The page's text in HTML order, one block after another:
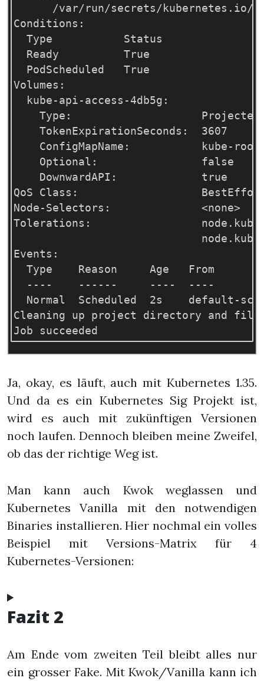
/var/run/secrets/kubernetes.io/
Conditions:
  Type           Status
  Ready          True
  PodScheduled   True
Volumes:
  kube-api-access-4db5g:
Type:
    TokenExpirationSeconds:  3607
ConfigMapName:           kube-
    Optional:                false
    DownwardAPI:             true
QoS Class:
Node-Selectors:              <none>
Tolerations:
Events:
Type    Reason     Age   From
----    ------     ----  ----
Normal  Scheduled  2s    default-
Cleaning up project directory and
Ja, okay, es läuft, auch mit Kubernetes 1.35.
Und da es ein Kubernetes Sig Projekt ist,
wird es auch mit zukünftigen Versionen
noch laufen. Dennoch bleiben meine Zweifel,
ob das der richtige Weg ist.
Man kann auch Kwok weglassen und
Kubernetes Vanilla mit den notwendigen
Binaries installieren. Hier nochmal ein volles
Beispiel mit Versions-Matrix für 4
Kubernetes-Versionen:
Fazit 2
Am Ende vom zweiten Teil bleibt alles nur
ein grosser Fake. Mit Kwok/Vanilla kann ich